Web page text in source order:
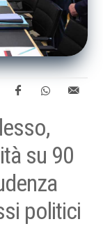
su 90
politici